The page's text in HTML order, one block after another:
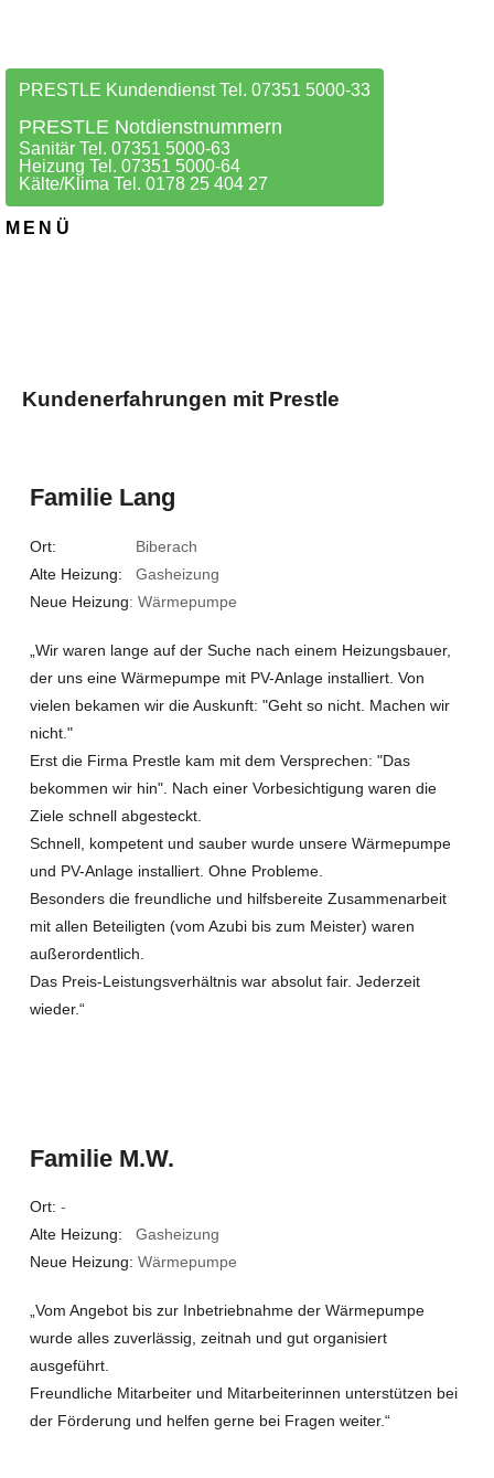
PRESTLE Kundendienst Tel. 07351 5000-33
PRESTLE Notdienstnummern
Sanitär Tel. 07351 5000-63
Heizung Tel. 07351 5000-64
Kälte/Klima Tel. 0178 25 404 27
MENÜ
Kundenerfahrungen mit Prestle
Familie Lang
Ort: Biberach
Alte Heizung: Gasheizung
Neue Heizung: Wärmepumpe
„Wir waren lange auf der Suche nach einem Heizungsbauer,
der uns eine Wärmepumpe mit PV-Anlage installiert. Von
vielen bekamen wir die Auskunft: "Geht so nicht. Machen wir
nicht."
Erst die Firma Prestle kam mit dem Versprechen: "Das
bekommen wir hin". Nach einer Vorbesichtigung waren die
Ziele schnell abgesteckt.
Schnell, kompetent und sauber wurde unsere Wärmepumpe
und PV-Anlage installiert. Ohne Probleme.
Besonders die freundliche und hilfsbereite Zusammenarbeit
mit allen Beteiligten (vom Azubi bis zum Meister) waren
außerordentlich.
Das Preis-Leistungsverhältnis war absolut fair. Jederzeit
wieder.“
Familie M.W.
Ort: -
Alte Heizung: Gasheizung
Neue Heizung: Wärmepumpe
„Vom Angebot bis zur Inbetriebnahme der Wärmepumpe
wurde alles zuverlässig, zeitnah und gut organisiert
ausgeführt.
Freundliche Mitarbeiter und Mitarbeiterinnen unterstützen bei
der Förderung und helfen gerne bei Fragen weiter.“